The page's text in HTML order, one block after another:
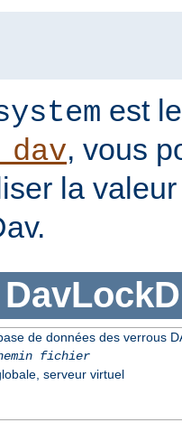
est
, vous
la
de données des verrous
fichier
serveur virtuel